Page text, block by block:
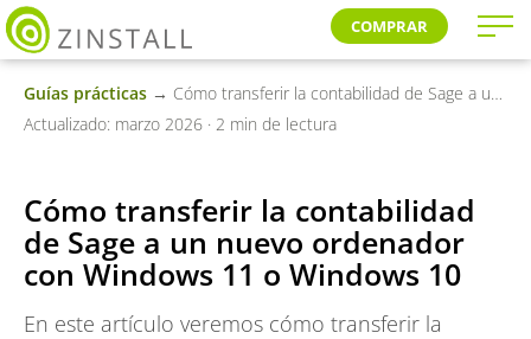
COMPRAR
Guías prácticas → Cómo transferir la contabilidad de Sage a un nuevo ordenador con Windows 11 o Windows 10
Actualizado: marzo 2026 · 2 min de lectura
Cómo transferir la contabilidad
de Sage a un nuevo ordenador
con Windows 11 o Windows 10
En este artículo veremos cómo transferir la